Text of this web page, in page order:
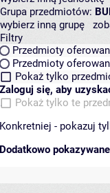
Grupa przedmiotów:
wybierz inną grupę
Filtry
Przedmioty
Przedmioty
Pokaż tylko
Zaloguj się, aby
Pokaż tylko te
Konkretniej - pokazuj
Dodatkowo